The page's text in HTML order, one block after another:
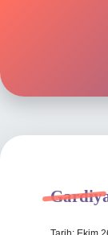
Hakkımızda